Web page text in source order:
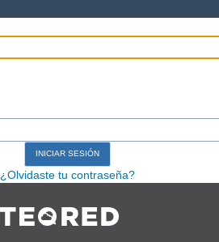
¿Olvidaste tu contraseña?